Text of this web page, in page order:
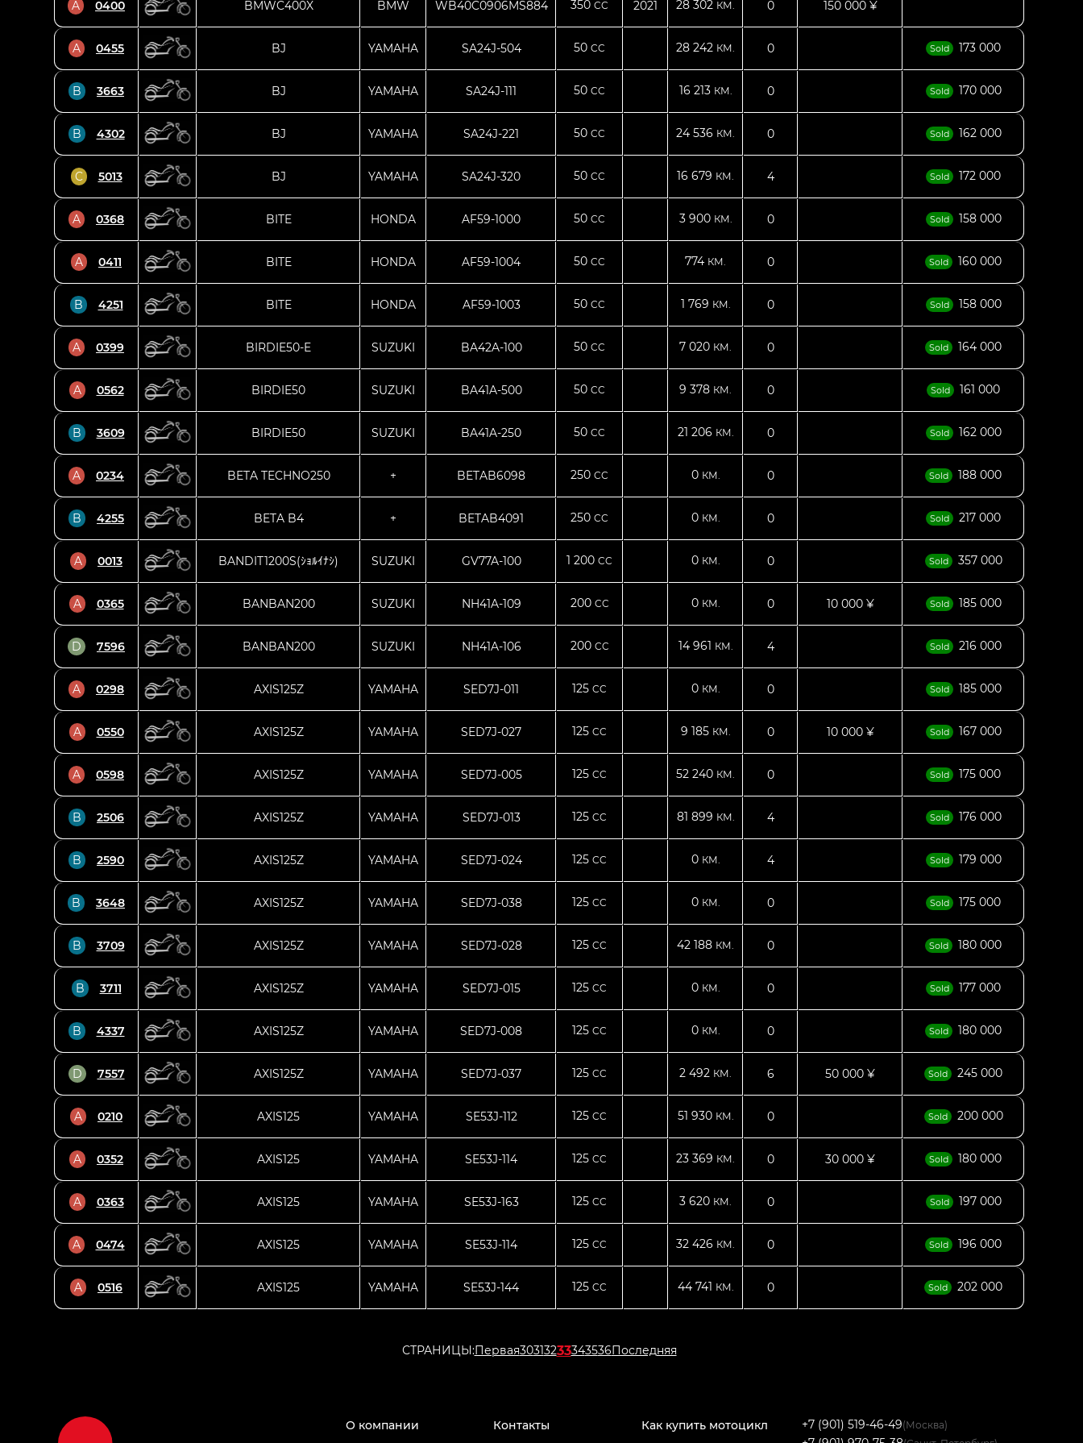
A 0400 BMWC400X BMW WB40C0906MS884 350 CC 2021 28 302 КМ. 0 150 000 ¥
A 0455 BJ YAMAHA SA24J-504 50 CC 28 242 КМ. 0 Sold 173 000
B 3663 BJ YAMAHA SA24J-111 50 CC 16 213 КМ. 0 Sold 170 000
B 4302 BJ YAMAHA SA24J-221 50 CC 24 536 КМ. 0 Sold 162 000
C 5013 BJ YAMAHA SA24J-320 50 CC 16 679 КМ. 4 Sold 172 000
A 0368 BITE HONDA AF59-1000 50 CC 3 900 КМ. 0 Sold 158 000
A 0411 BITE HONDA AF59-1004 50 CC 774 КМ. 0 Sold 160 000
B 4251 BITE HONDA AF59-1003 50 CC 1 769 КМ. 0 Sold 158 000
A 0399 BIRDIE50-E SUZUKI BA42A-100 50 CC 7 020 КМ. 0 Sold 164 000
A 0562 BIRDIE50 SUZUKI BA41A-500 50 CC 9 378 КМ. 0 Sold 161 000
B 3609 BIRDIE50 SUZUKI BA41A-250 50 CC 21 206 КМ. 0 Sold 162 000
A 0234 BETA TECHNO250 + BETAB6098 250 CC 0 КМ. 0 Sold 188 000
B 4255 BETA B4 + BETAB4091 250 CC 0 КМ. 0 Sold 217 000
A 0013 BANDIT1200S(ｼｮﾙｲﾅｼ) SUZUKI GV77A-100 1 200 CC 0 КМ. 0 Sold 357 000
A 0365 BANBAN200 SUZUKI NH41A-109 200 CC 0 КМ. 0 10 000 ¥ Sold 185 000
D 7596 BANBAN200 SUZUKI NH41A-106 200 CC 14 961 КМ. 4 Sold 216 000
A 0298 AXIS125Z YAMAHA SED7J-011 125 CC 0 КМ. 0 Sold 185 000
A 0550 AXIS125Z YAMAHA SED7J-027 125 CC 9 185 КМ. 0 10 000 ¥ Sold 167 000
A 0598 AXIS125Z YAMAHA SED7J-005 125 CC 52 240 КМ. 0 Sold 175 000
B 2506 AXIS125Z YAMAHA SED7J-013 125 CC 81 899 КМ. 4 Sold 176 000
B 2590 AXIS125Z YAMAHA SED7J-024 125 CC 0 КМ. 4 Sold 179 000
B 3648 AXIS125Z YAMAHA SED7J-038 125 CC 0 КМ. 0 Sold 175 000
B 3709 AXIS125Z YAMAHA SED7J-028 125 CC 42 188 КМ. 0 Sold 180 000
B 3711 AXIS125Z YAMAHA SED7J-015 125 CC 0 КМ. 0 Sold 177 000
B 4337 AXIS125Z YAMAHA SED7J-008 125 CC 0 КМ. 0 Sold 180 000
D 7557 AXIS125Z YAMAHA SED7J-037 125 CC 2 492 КМ. 6 50 000 ¥ Sold 245 000
A 0210 AXIS125 YAMAHA SE53J-112 125 CC 51 930 КМ. 0 Sold 200 000
A 0352 AXIS125 YAMAHA SE53J-114 125 CC 23 369 КМ. 0 30 000 ¥ Sold 180 000
A 0363 AXIS125 YAMAHA SE53J-163 125 CC 3 620 КМ. 0 Sold 197 000
A 0474 AXIS125 YAMAHA SE53J-114 125 CC 32 426 КМ. 0 Sold 196 000
A 0516 AXIS125 YAMAHA SE53J-144 125 CC 44 741 КМ. 0 Sold 202 000
СТРАНИЦЫ:Первая30313233343536Последняя
О компании Контакты Как купить мотоцикл +7 (901) 519-46-49(Москва)